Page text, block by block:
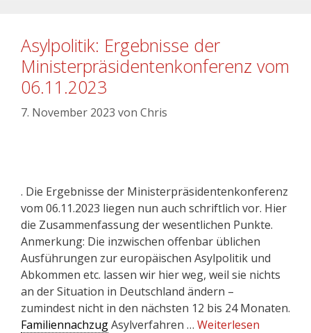
Asylpolitik: Ergebnisse der
Ministerpräsidentenkonferenz vom
06.11.2023
7. November 2023 von Chris
. Die Ergebnisse der Ministerpräsidentenkonferenz
vom 06.11.2023 liegen nun auch schriftlich vor. Hier
die Zusammenfassung der wesentlichen Punkte.
Anmerkung: Die inzwischen offenbar üblichen
Ausführungen zur europäischen Asylpolitik und
Abkommen etc. lassen wir hier weg, weil sie nichts
an der Situation in Deutschland ändern –
zumindest nicht in den nächsten 12 bis 24 Monaten.
FamiliennachzugAsylverfahren … Weiterlesen